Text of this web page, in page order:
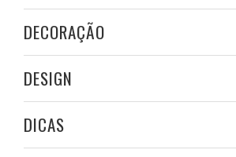
DECORAÇÃO
DESIGN
DICAS